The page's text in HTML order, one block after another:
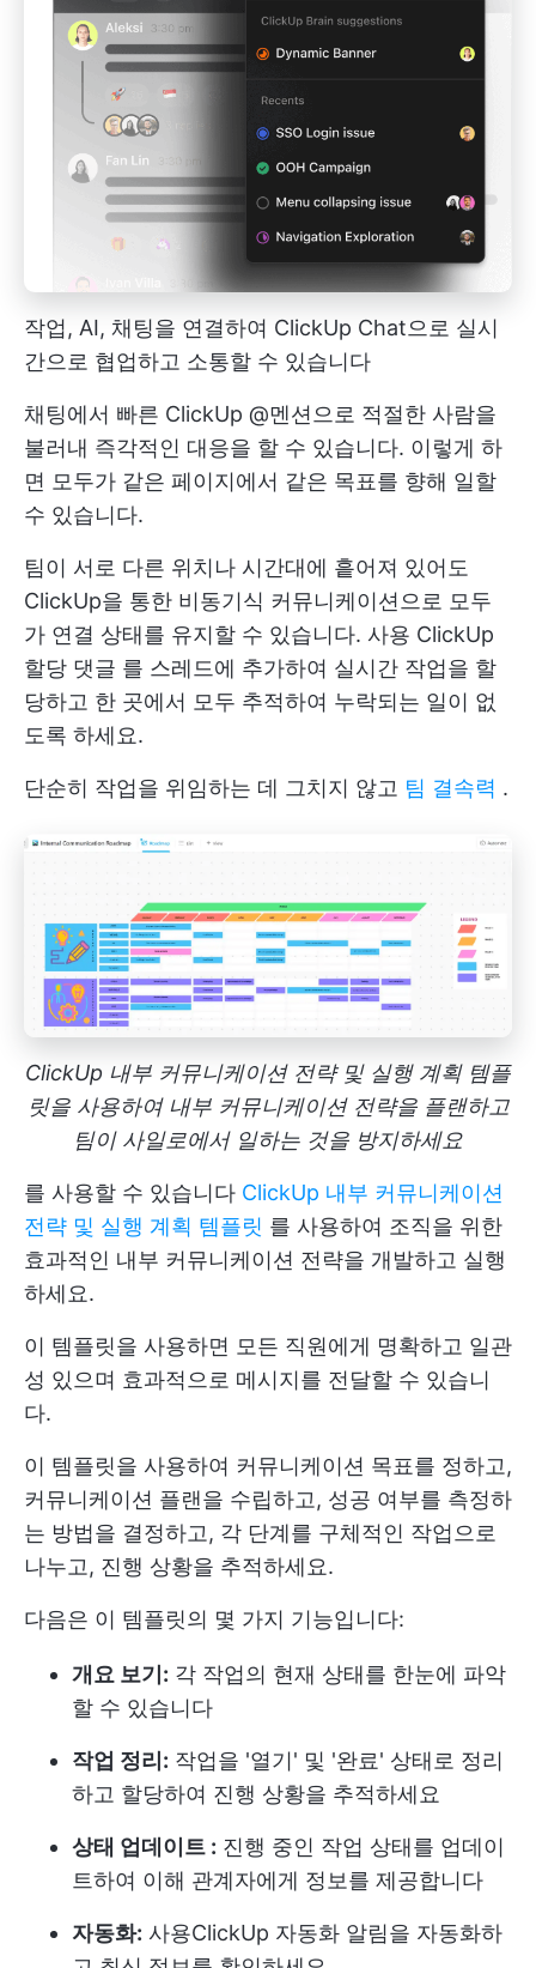
작업, AI, 채팅을 연결하여 ClickUp Chat으로 실시
간으로 협업하고 소통할 수 있습니다
채팅에서 빠른 ClickUp @멘션으로 적절한 사람을
불러내 즉각적인 대응을 할 수 있습니다. 이렇게 하
면 모두가 같은 페이지에서 같은 목표를 향해 일할
수 있습니다.
팀이 서로 다른 위치나 시간대에 흩어져 있어도
ClickUp을 통한 비동기식 커뮤니케이션으로 모두
가 연결 상태를 유지할 수 있습니다. 사용 ClickUp
할당 댓글 를 스레드에 추가하여 실시간 작업을 할
당하고 한 곳에서 모두 추적하여 누락되는 일이 없
도록 하세요.
단순히 작업을 위임하는 데 그치지 않고 팀 결속력 .
ClickUp 내부 커뮤니케이션 전략 및 실행 계획 템플
릿을 사용하여 내부 커뮤니케이션 전략을 플랜하고
팀이 사일로에서 일하는 것을 방지하세요
를 사용할 수 있습니다 ClickUp 내부 커뮤니케이션
전략 및 실행 계획 템플릿 를 사용하여 조직을 위한
효과적인 내부 커뮤니케이션 전략을 개발하고 실행
하세요.
이 템플릿을 사용하면 모든 직원에게 명확하고 일관
성 있으며 효과적으로 메시지를 전달할 수 있습니
다.
이 템플릿을 사용하여 커뮤니케이션 목표를 정하고,
커뮤니케이션 플랜을 수립하고, 성공 여부를 측정하
는 방법을 결정하고, 각 단계를 구체적인 작업으로
나누고, 진행 상황을 추적하세요.
다음은 이 템플릿의 몇 가지 기능입니다:
개요 보기: 각 작업의 현재 상태를 한눈에 파악
할 수 있습니다
작업 정리: 작업을 '열기' 및 '완료' 상태로 정리
하고 할당하여 진행 상황을 추적하세요
상태 업데이트 : 진행 중인 작업 상태를 업데이
트하여 이해 관계자에게 정보를 제공합니다
자동화: 사용ClickUp 자동화 알림을 자동화하